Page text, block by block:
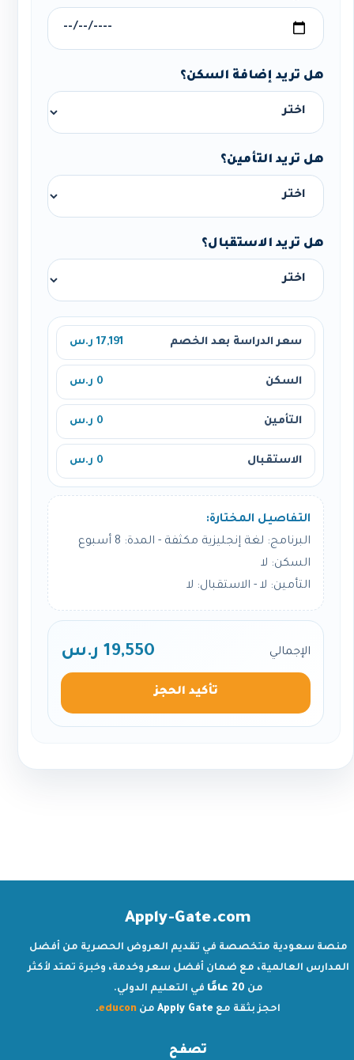
هل تريد إضافة السكن؟
هل تريد التأمين؟
هل تريد الاستقبال؟
سعر الدراسة بعد الخصم 17,191 ر.س
السكن 0 ر.س
التأمين 0 ر.س
الاستقبال 0 ر.س
التفاصيل المختارة:
البرنامج: لغة إنجليزية مكثفة - المدة: 8 أسبوع
السكن: لا
التأمين: لا - الاستقبال: لا
الإجمالي 19,550 ر.س
تأكيد الحجز
Apply-Gate.com
منصة سعودية متخصصة في تقديم العروض الحصرية من أفضل
المدارس العالمية، مع ضمان أفضل سعر وخدمة، وخبرة تمتد لأكثر
من 20 عامًا
في التعليم الدولي.
احجز بثقة مع Apply Gate من educon
.
تصفح